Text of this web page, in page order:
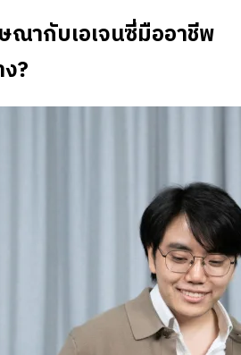
ณากับเอเจนซี่มืออาชีพ
?